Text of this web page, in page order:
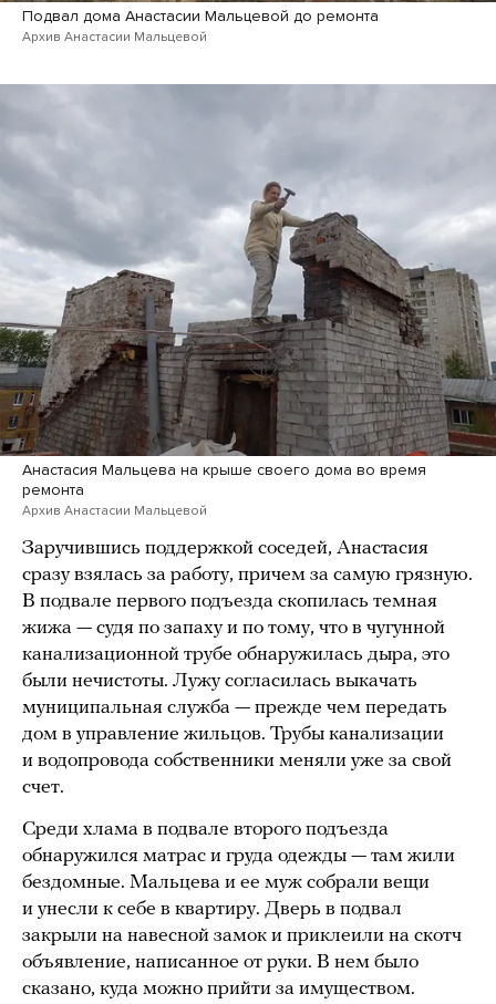
Подвал дома Анастасии Мальцевой до ремонта
Архив Анастасии Мальцевой
Анастасия Мальцева на крыше своего дома во время
ремонта
Архив Анастасии Мальцевой
Заручившись поддержкой соседей, Анастасия
сразу взялась за работу, причем за самую грязную.
В подвале первого подъезда скопилась темная
жижа — судя по запаху и по тому, что в чугунной
канализационной трубе обнаружилась дыра, это
были нечистоты. Лужу согласилась выкачать
муниципальная служба — прежде чем передать
дом в управление жильцов. Трубы канализации
и водопровода собственники меняли уже за свой
счет.
Среди хлама в подвале второго подъезда
обнаружился матрас и груда одежды — там жили
бездомные. Мальцева и ее муж собрали вещи
и унесли к себе в квартиру. Дверь в подвал
закрыли на навесной замок и приклеили на скотч
объявление, написанное от руки. В нем было
сказано, куда можно прийти за имуществом.